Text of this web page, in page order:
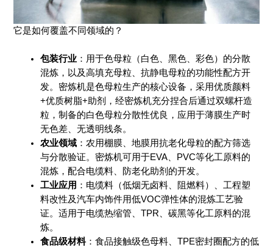
它是如何覆盖不同领域的？
包装行业 ：用于色母粒（白色、黑色、彩色）的分散
混炼，以及高填充母粒、抗静电母粒的功能性配方开
发。密炼机是色母粒生产的核心设备，采用优质颜料
+优质树脂+助剂，经密炼机充分捏合后通过双螺杆造
粒，制备的白色母粒分散性优良，应用于薄膜生产时
无色差、无透明线条。
农业领域 ：农用棚膜、地膜用抗老化母粒的配方筛选
与分散验证。密炼机可用于EVA、PVC等化工原料的
混炼，配合电缆料、防老化助剂的开发。
工业应用 ：电缆料（低烟无卤料、阻燃料）、工程塑
料改性及汽车内饰件用低VOC弹性体的混炼工艺验
证。适用于电缆热缩管、TPR、碳黑等化工原料的混
炼。
食品级材料 ：食品接触级色母料、TPE密封圈配方的低